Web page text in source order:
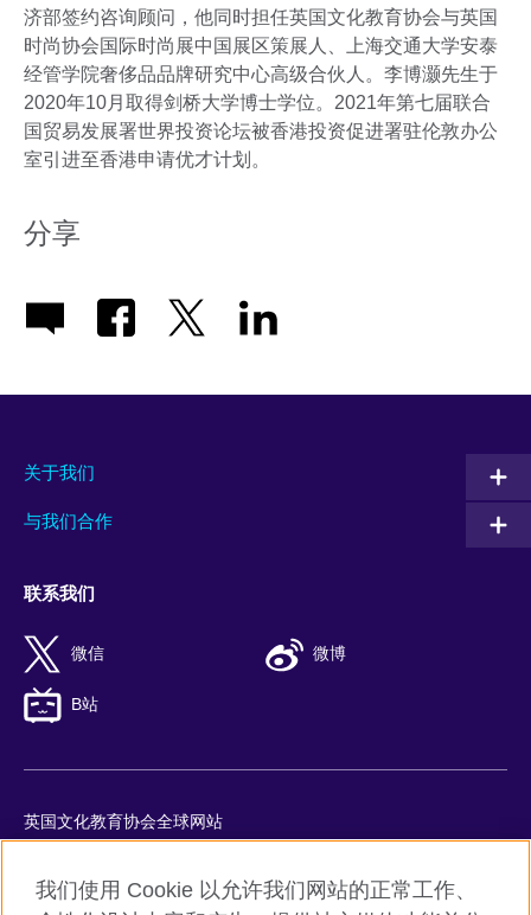
济部签约咨询顾问，他同时担任英国文化教育协会与英国
时尚协会国际时尚展中国展区策展人、上海交通大学安泰
经管学院奢侈品品牌研究中心高级合伙人。李博灏先生于
2020年10月取得剑桥大学博士学位。2021年第七届联合
国贸易发展署世界投资论坛被香港投资促进署驻伦敦办公
室引进至香港申请优才计划。
分享
关于我们
与我们合作
联系我们
微信 微博
B站
英国文化教育协会全球网站
Cookie
我们使用 Cookie 以允许我们网站的正常工作、